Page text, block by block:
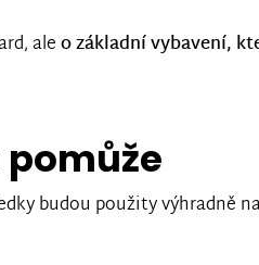
aleo základní vybavení,
budou použity výhradně